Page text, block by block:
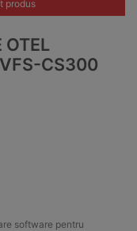
produs
OTEL
CS300
software pentru